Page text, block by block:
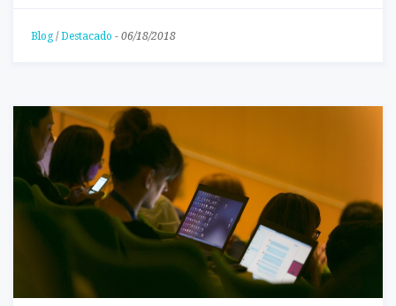
Blog/ Destacado - 06/18/2018